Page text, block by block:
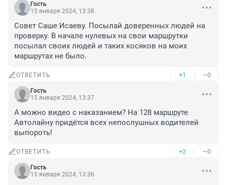
Гость
15 января 2024, 13:38
Совет Саше Исаеву. Посылай доверенных людей на
проверку. В начале нулевых на свои маршрутки
посылал своих людей и таких косяков на моих
маршрутах не было.
ОТВЕТИТЬ +1 –0
Гость
15 января 2024, 13:37
А можно видео с наказанием? На 128 маршруте
Автолайну придётся всех непослушных водителей
выпороть!
ОТВЕТИТЬ +2 –0
Гость
15 января 2024, 13:36